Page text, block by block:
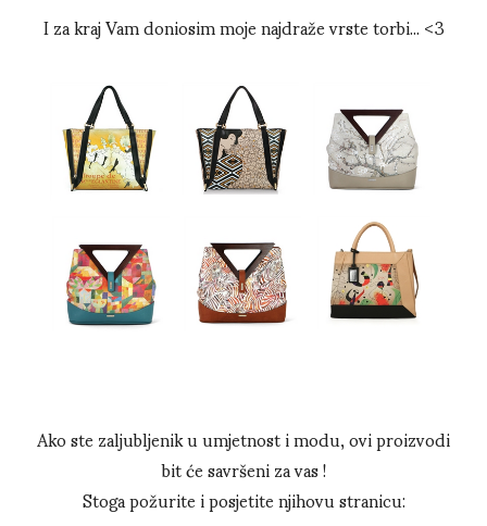
I za kraj Vam doniosim moje najdraže vrste torbi... <3
Ako ste zaljubljenik u umjetnost i modu, ovi proizvodi
bit će savršeni za vas !
Stoga požurite i posjetite njihovu stranicu: